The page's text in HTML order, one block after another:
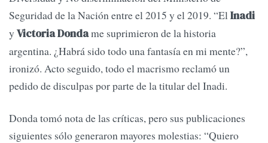
Seguridad de la Nación entre el 2015 y el 2019. “ElInadi
y Victoria Dondame suprimieron de la historia
argentina. ¿Habrá sido todo una fantasía en mi mente?”,
ironizó. Acto seguido, todo el macrismo reclamó un
pedido de disculpas por parte de la titular del Inadi.
Donda tomó nota de las críticas, pero sus publicaciones
siguientes sólo generaron mayores molestias: “Quiero